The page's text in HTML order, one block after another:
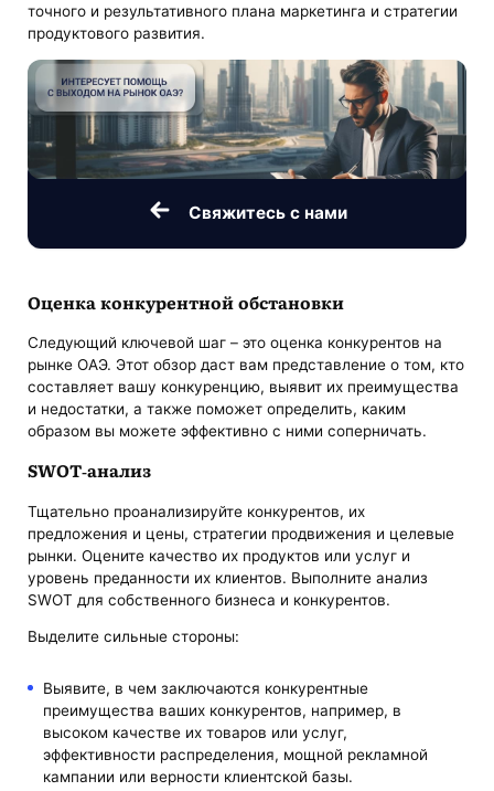
точного и результативного плана маркетинга и стратегии
продуктового развития.
Свяжитесь с нами
Оценка конкурентной обстановки
Следующий ключевой шаг – это оценка конкурентов на
рынке ОАЭ. Этот обзор даст вам представление о том, кто
составляет вашу конкуренцию, выявит их преимущества
и недостатки, а также поможет определить, каким
образом вы можете эффективно с ними соперничать.
SWOT-анализ
Тщательно проанализируйте конкурентов, их
предложения и цены, стратегии продвижения и целевые
рынки. Оцените качество их продуктов или услуг и
уровень преданности их клиентов. Выполните анализ
SWOT для собственного бизнеса и конкурентов.
Выделите сильные стороны:
Выявите, в чем заключаются конкурентные
преимущества ваших конкурентов, например, в
высоком качестве их товаров или услуг,
эффективности распределения, мощной рекламной
кампании или верности клиентской базы.